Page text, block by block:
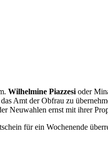
Wilhelmine Piazzesi oder
Amt der Obfrau zu
Neuwahlen ernst mit ihrer
für ein Wochenende